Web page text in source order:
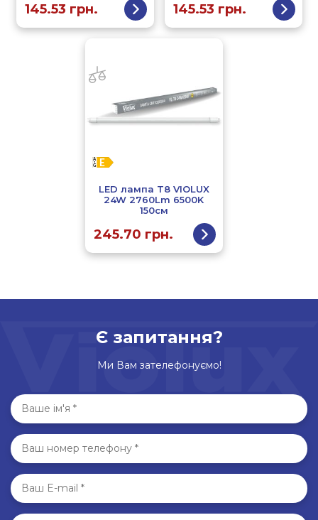
145.53 грн. 145.53 грн.
LED лампа T8 VIOLUX
24W 2760Lm 6500K
150см
245.70 грн.
Є запитання?
Ми Вам зателефонуємо!